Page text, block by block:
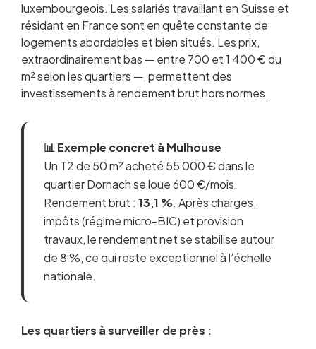
luxembourgeois. Les salariés travaillant en Suisse et
résidant en France sont en quête constante de
logements abordables et bien situés. Les prix,
extraordinairement bas — entre 700 et 1 400 € du
m² selon les quartiers —, permettent des
investissements à rendement brut hors normes.
📊 Exemple concret à Mulhouse
Un T2 de 50 m² acheté 55 000 € dans le
quartier Dornach se loue 600 €/mois.
Rendement brut : 13,1 %. Après charges,
impôts (régime micro-BIC) et provision
travaux, le rendement net se stabilise autour
de 8 %, ce qui reste exceptionnel à l’échelle
nationale.
Les quartiers à surveiller de près :